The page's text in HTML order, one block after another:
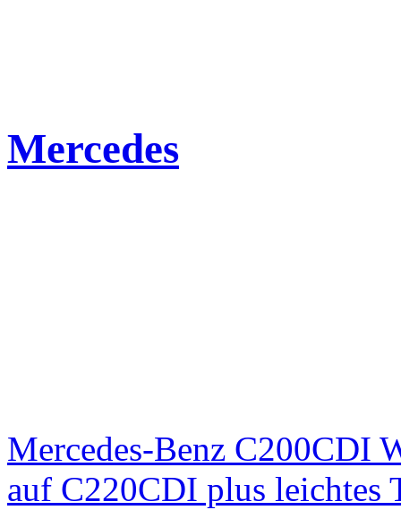
Mercedes
Mercedes-Benz C200CDI
auf C220CDI plus